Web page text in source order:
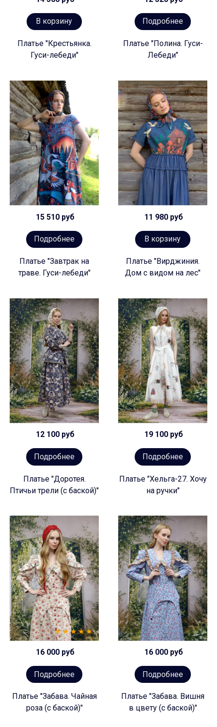
В корзину
Платье "Крестьянка.
Гуси-лебеди"
Подробнее
Платье "Полина. Гуси-
Лебеди"
15 510 руб
Подробнее
Платье "Завтрак на
траве. Гуси-лебеди"
11 980 руб
В корзину
Платье "Вирджиния.
Дом с видом на лес"
12 100 руб
Подробнее
Платье "Доротея.
Птичьи трели (с баской)"
19 100 руб
Подробнее
Платье "Хельга-27. Хочу
на ручки"
16 000 руб
Подробнее
Платье "Забава. Чайная
роза (с баской)"
16 000 руб
Подробнее
Платье "Забава. Вишня
в цвету (с баской)"